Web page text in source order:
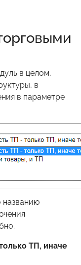
в целом,
в
в параметре
названию
ТП, иначе